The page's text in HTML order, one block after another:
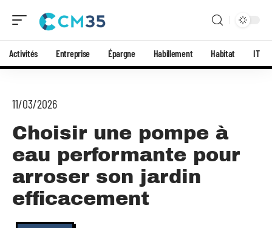
Activités Entreprise Épargne Habillement Habitat IT
11/03/2026
Choisir une pompe à
eau performante pour
arroser son jardin
efficacement